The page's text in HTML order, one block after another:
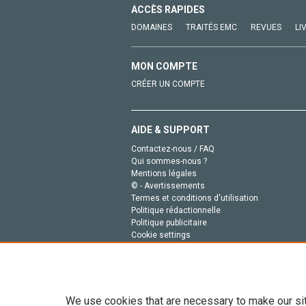
ACCÈS RAPIDES
DOMAINES TRAITÉS EMC REVUES
MON COMPTE
CRÉER UN COMPTE
AIDE & SUPPORT
Contactez-nous / FAQ
Qui sommes-nous ?
Mentions légales
© - Avertissements
Termes et conditions d'utilisation
Politique rédactionnelle
Politique publicitaire
Cookie settings
We use cookies that are necessary to make our